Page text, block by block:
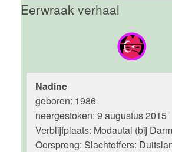
Eerwraak verhaal
Nadine
geboren: 1986
neergestoken: 9 augustus 2015
Verblijfplaats: Modautal (bij
Oorsprong: Slachtoffers: